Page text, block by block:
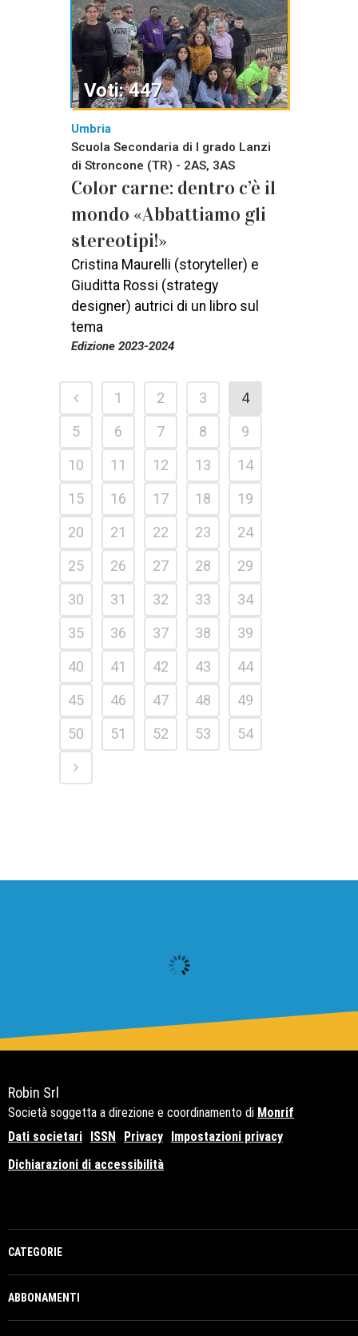
Umbria
Scuola Secondaria di I grado Lanzi
di Stroncone (TR) - 2AS, 3AS
Color carne: dentro c’è il
mondo «Abbattiamo gli
stereotipi!»
Cristina Maurelli (storyteller) e
Giuditta Rossi (strategy
designer) autrici di un libro sul
tema
Edizione 2023-2024
Voti: 447
1 2 3
4
5
6 7 8
9
10
11 12 13
14
15
16 17 18
19
20
21 22 23
24
25
26 27 28
29
30
31 32 33
34
35
36 37 38
39
40
41 42 43
44
45
46 47 48
49
50
51 52 53 54
Robin Srl
Società soggetta a direzione e coordinamento di Monrif
Dati societari
ISSN Privacy
Impostazioni privacy
Dichiarazioni di accessibilità
CATEGORIE
ABBONAMENTI